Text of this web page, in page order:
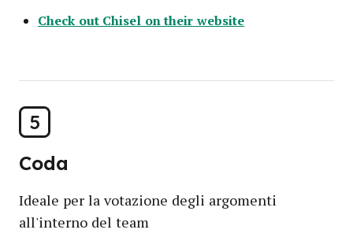
Check out Chisel on their website
5
Coda
Ideale per la votazione degli argomenti
all'interno del team